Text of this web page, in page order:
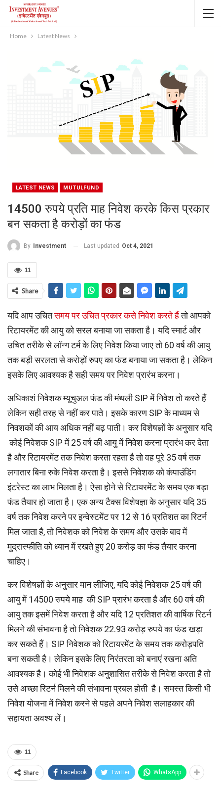
Home Latest News
LATEST NEWS MUTULFUND
14500 रुपये प्रति माह निवेश करके किस प्रकार
बन सकता है करोड़ों का फंड
By Investment Last updated Oct 4, 2021
11
Share
यदि आप उचितसमय पर उचित प्रकार कसे निवेश करते हैंतो आपको
रिटायरमेंट की आयु को सरल बनाया जा सकता है। यदि स्मार्ट और
उचित तरीके से लॉन्ग टर्म के लिए निवेश किया जाए तो 60 वर्ष की आयु
तक बड़ी सरलता से करोड़ों रुपए का फंड बनाया जा सकता है। लेकिन
इसके लिए आवश्‍यक है सही समय पर निवेश प्रारंभ करना।
अधिकाशं निवेशक म्यूचुअल फंड की मंथली SIP में निवेश तो करते हैं
लेकिन सही तरह से नहीं कर पाते। इसके कारण SIP के माध्‍यम से
निवशकों की आय अधिक नहीं बढ़ पाती। कर विशेषज्ञों के अनुसार यदि
कोई निवेशक SIP में 25 वर्ष की आयु में निवेश करना प्रारंभ कर देता
है और रिटायरमेंट तक निवेश करता रहता है तो वह पूरे 35 वर्ष तक
लगातार बिना रुके निवेश करता है। इससे निवेशक को कंपाउंडिंग
इंटरेस्ट का लाभ मिलता है। ऐसा होने से रिटायरमेंट के समय एक बड़ा
फंड तैयार हो जाता है। एक अन्य टैक्स विशेषज्ञा के अनुसार यदि 35
वर्ष तक निवेश करने पर इन्वेस्टमेंट पर 12 से 16 प्रतिशत का रिटर्न
मिल जाता है, तो निवेशक को निवेश के समय और उसके बाद में
मुद्रास्फीति को ध्यान में रखते हुए 20 करोड़ का फंड तैयार करना
चाहिए।
कर विशेषज्ञों के अनुसार मान लीजिए, यदि कोई निवेशक 25 वर्ष की
आयु में 14500 रुपये माह की SIP प्रारंभ करता है और 60 वर्ष की
आयु तक इसमें निवेश करता है और यदि 12 प्रतिशत की वार्षिक रिटर्न
मिलने की संभावना है तो निवेशक 22.93 करोड़ रुपये का फंड खड़ा
कर सकते हैं। SIP निवेशक को रिटायरमेंट के समय तक करोड़पति
बना सकती है। लेकिन इसके लिए निरंतरता को बनाएं रखना अति
आवश्‍यक है। कोई भी निवेशक अनुशासित तरीके से निवेश करता है तो
उसे अच्‍छा रिटर्न मिलने की संभावना प्रबल होती है। समस्‍त किसी भी
निवेश योजना में निवेश करने से पहले अपने निवेश सलाहकार की
सहायता अवश्‍य लें।
11
Share Facebook Twitter WhatsApp